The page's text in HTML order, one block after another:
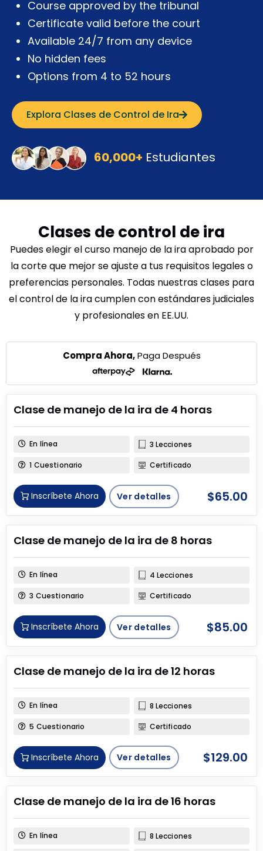
Course approved by the tribunal
Certificate valid before the court
Available 24/7 from any device
No hidden fees
Options from 4 to 52 hours
Explora Clases de Control de Ira
60,000+ Estudiantes
Clases de control de ira
Puedes elegir el curso manejo de la ira aprobado por
la corte que mejor se ajuste a tus requisitos legales o
preferencias personales. Todas nuestras clases para
el control de la ira cumplen con estándares judiciales
y profesionales en EE.UU.
Compra Ahora,Paga Después
Clase de manejo de la ira de 4 horas
En línea 3 Lecciones
1 Cuestionario Certificado
$65.00
Inscríbete Ahora Ver detalles
Clase de manejo de la ira de 8 horas
En línea 4 Lecciones
3 Cuestionario Certificado
$85.00
Inscríbete Ahora Ver detalles
Clase de manejo de la ira de 12 horas
En línea 8 Lecciones
5 Cuestionario Certificado
$129.00
Inscríbete Ahora Ver detalles
Clase de manejo de la ira de 16 horas
En línea 8 Lecciones